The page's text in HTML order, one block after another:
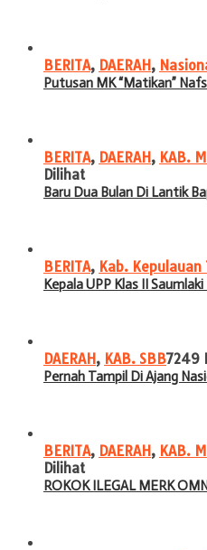
BERITA, DAERAH,
Putusan MK “Matikan”
BERITA, DAERAH, KAB.
Dilihat
Baru Dua Bulan Di Lantik
BERITA, Kab. Kepulauan
Kepala UPP Klas II
DAERAH, KAB. SBB7249
Pernah Tampil Di Ajang
BERITA, DAERAH, KAB.
Dilihat
ROKOK ILEGAL MERK